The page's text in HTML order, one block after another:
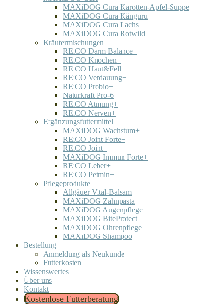
MAXiDOG Cura Karotten-Apfel-Suppe
MAXiDOG Cura Känguru
MAXiDOG Cura Lachs
MAXiDOG Cura Rotwild
Kräutermischungen
REiCO Darm Balance+
REiCO Knochen+
REiCO Haut&Fell+
REiCO Verdauung+
REiCO Probio+
Naturkraft Pro-6
REiCO Atmung+
REiCO Nerven+
Ergänzungsfuttermittel
MAXiDOG Wachstum+
REiCO Joint Forte+
REiCO Joint+
MAXiDOG Immun Forte+
REiCO Leber+
REiCO Petmin+
Pflegeprodukte
Allgäuer Vital-Balsam
MAXiDOG Zahnpasta
MAXiDOG Augenpflege
MAXiDOG BiteProtect
MAXiDOG Ohrenpflege
MAXiDOG Shampoo
Bestellung
Anmeldung als Neukunde
Futterkosten
Wissenswertes
Über uns
Kontakt
Kostenlose Futterberatung